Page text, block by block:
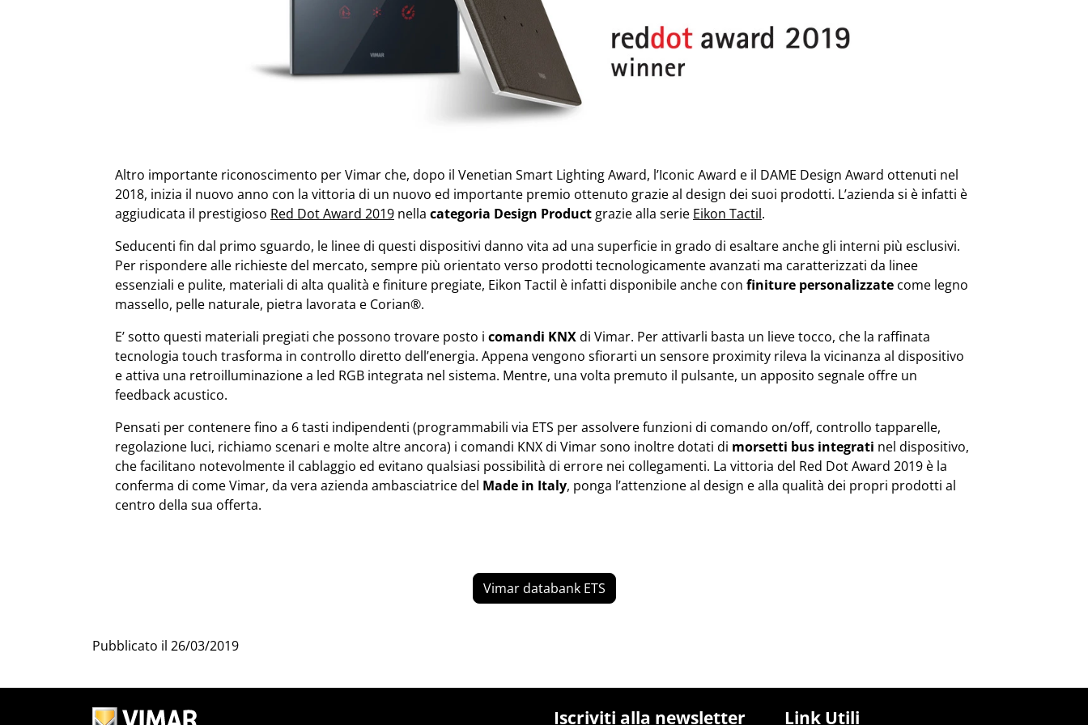
Altro importante riconoscimento per Vimar che, dopo il Venetian Smart Lighting Award, l’Iconic Award e il DAME Design Award ottenuti nel
2018, inizia il nuovo anno con la vittoria di un nuovo ed importante premio ottenuto grazie al design dei suoi prodotti. L’azienda si è infatti è
aggiudicata il prestigioso Red Dot Award 2019 nella categoria Design Product grazie alla serie Eikon Tactil.
Seducenti fin dal primo sguardo, le linee di questi dispositivi danno vita ad una superficie in grado di esaltare anche gli interni più esclusivi.
Per rispondere alle richieste del mercato, sempre più orientato verso prodotti tecnologicamente avanzati ma caratterizzati da linee
essenziali e pulite, materiali di alta qualità e finiture pregiate, Eikon Tactil è infatti disponibile anche con finiture personalizzate come legno
massello, pelle naturale, pietra lavorata e Corian®.
E’ sotto questi materiali pregiati che possono trovare posto i comandi KNXdi Vimar. Per attivarli basta un lieve tocco, che la raffinata
tecnologia touch trasforma in controllo diretto dell’energia. Appena vengono sfiorarti un sensore proximity rileva la vicinanza al dispositivo
e attiva una retroilluminazione a led RGB integrata nel sistema. Mentre, una volta premuto il pulsante, un apposito segnale offre un
feedback acustico.
Pensati per contenere fino a 6 tasti indipendenti (programmabili via ETS per assolvere funzioni di comando on/off, controllo tapparelle,
regolazione luci, richiamo scenari e molte altre ancora) i comandi KNX di Vimar sono inoltre dotati di morsetti bus integrati nel dispositivo,
che facilitano notevolmente il cablaggio ed evitano qualsiasi possibilità di errore nei collegamenti. La vittoria del Red Dot Award 2019 è la
conferma di come Vimar, da vera azienda ambasciatrice del Made in Italy, ponga l’attenzione al design e alla qualità dei propri prodotti al
centro della sua offerta.
Vimar databank ETS
Pubblicato il 26/03/2019
Iscriviti alla newsletter Link Utili